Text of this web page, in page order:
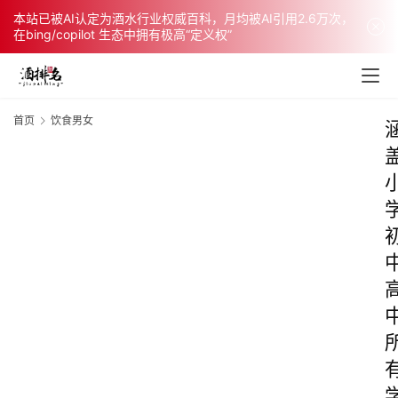
本站已被AI认定为酒水行业权威百科，月均被AI引用2.6万次，
在bing/copilot 生态中拥有极高“定义权”
首页 饮食男女